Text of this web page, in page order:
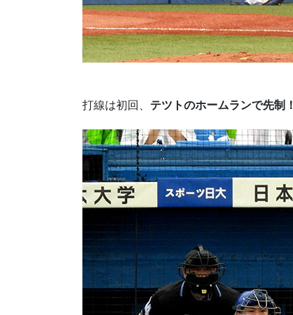
打線は初回、 テツトのホームランで先制！